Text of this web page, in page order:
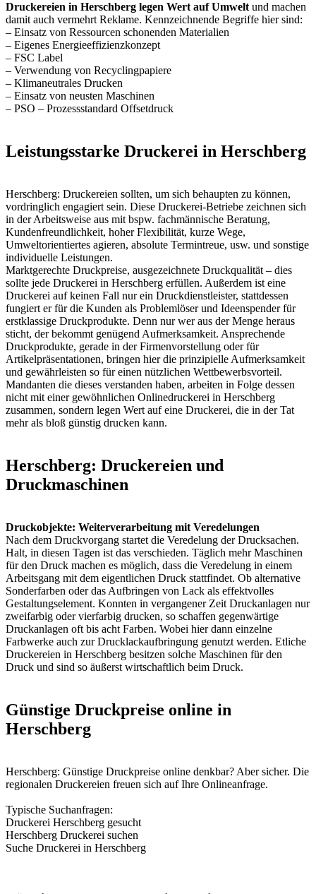
Druckereien in Herschberg legen Wert auf Umwelt und machen
damit auch vermehrt Reklame. Kennzeichnende Begriffe hier sind:
– Einsatz von Ressourcen schonenden Materialien
– Eigenes Energieeffizienzkonzept
– FSC Label
– Verwendung von Recyclingpapiere
– Klimaneutrales Drucken
– Einsatz von neusten Maschinen
– PSO – Prozessstandard Offsetdruck
Leistungsstarke Druckerei in Herschberg
Herschberg: Druckereien sollten, um sich behaupten zu können,
vordringlich engagiert sein. Diese Druckerei-Betriebe zeichnen sich
in der Arbeitsweise aus mit bspw. fachmännische Beratung,
Kundenfreundlichkeit, hoher Flexibilität, kurze Wege,
Umweltorientiertes agieren, absolute Termintreue, usw. und sonstige
individuelle Leistungen.
Marktgerechte Druckpreise, ausgezeichnete Druckqualität – dies
sollte jede Druckerei in Herschberg erfüllen. Außerdem ist eine
Druckerei auf keinen Fall nur ein Druckdienstleister, stattdessen
fungiert er für die Kunden als Problemlöser und Ideenspender für
erstklassige Druckprodukte. Denn nur wer aus der Menge heraus
sticht, der bekommt genügend Aufmerksamkeit. Ansprechende
Druckprodukte, gerade in der Firmenvorstellung oder für
Artikelpräsentationen, bringen hier die prinzipielle Aufmerksamkeit
und gewährleisten so für einen nützlichen Wettbewerbsvorteil.
Mandanten die dieses verstanden haben, arbeiten in Folge dessen
nicht mit einer gewöhnlichen Onlinedruckerei in Herschberg
zusammen, sondern legen Wert auf eine Druckerei, die in der Tat
mehr als bloß günstig drucken kann.
Herschberg: Druckereien und
Druckmaschinen
Druckobjekte: Weiterverarbeitung mit Veredelungen
Nach dem Druckvorgang startet die Veredelung der Drucksachen.
Halt, in diesen Tagen ist das verschieden. Täglich mehr Maschinen
für den Druck machen es möglich, dass die Veredelung in einem
Arbeitsgang mit dem eigentlichen Druck stattfindet. Ob alternative
Sonderfarben oder das Aufbringen von Lack als effektvolles
Gestaltungselement. Konnten in vergangener Zeit Druckanlagen nur
zweifarbig oder vierfarbig drucken, so schaffen gegenwärtige
Druckanlagen oft bis acht Farben. Wobei hier dann einzelne
Farbwerke auch zur Drucklackaufbringung genutzt werden. Etliche
Druckereien in Herschberg besitzen solche Maschinen für den
Druck und sind so äußerst wirtschaftlich beim Druck.
Günstige Druckpreise online in
Herschberg
Herschberg: Günstige Druckpreise online denkbar? Aber sicher. Die
regionalen Druckereien freuen sich auf Ihre Onlineanfrage.
Typische Suchanfragen:
Druckerei Herschberg gesucht
Herschberg Druckerei suchen
Suche Druckerei in Herschberg